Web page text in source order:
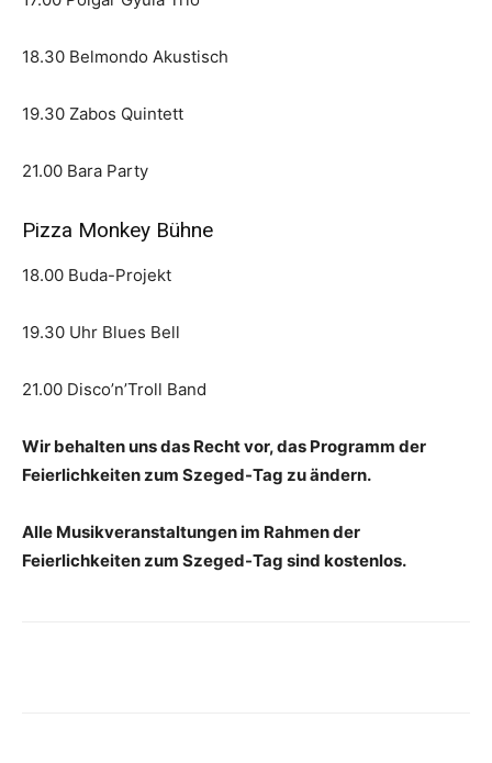
18.30 Belmondo Akustisch
19.30 Zabos Quintett
21.00 Bara Party
Pizza Monkey Bühne
18.00 Buda-Projekt
19.30 Uhr Blues Bell
21.00 Disco’n’Troll Band
Wir behalten uns das Recht vor, das Programm der
Feierlichkeiten zum Szeged-Tag zu ändern.
Alle Musikveranstaltungen im Rahmen der
Feierlichkeiten zum Szeged-Tag sind kostenlos.